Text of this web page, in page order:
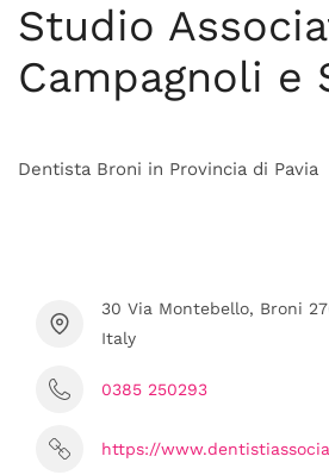
Studio
Campagnoli e
Dentista Broni in Provincia di Pavia
30 Via Montebello, Broni
Italy
0385 250293
https://